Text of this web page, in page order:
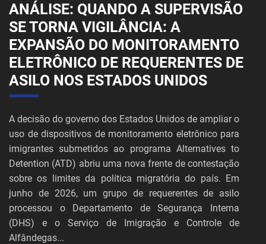
ANÁLISE: QUANDO A SUPERVISÃO
SE TORNA VIGILÂNCIA: A
EXPANSÃO DO MONITORAMENTO
ELETRÔNICO DE REQUERENTES DE
ASILO NOS ESTADOS UNIDOS
A decisão do governo dos Estados Unidos de ampliar o
uso de dispositivos de monitoramento eletrônico para
imigrantes submetidos ao programa Alternatives to
Detention (ATD) abriu uma nova frente de contestação
sobre os limites da política migratória do país. Em
junho de 2026, um grupo de requerentes de asilo
processou o Departamento de Segurança Interna
(DHS) e o Serviço de Imigração e Controle de
Alfândegas...